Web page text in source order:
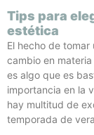
Tips para
estética
El hecho de
cambio en
es algo que es
importancia en la
hay multitud de
temporada de